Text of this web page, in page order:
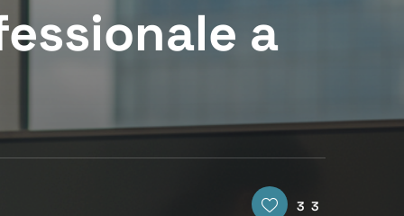
a
33